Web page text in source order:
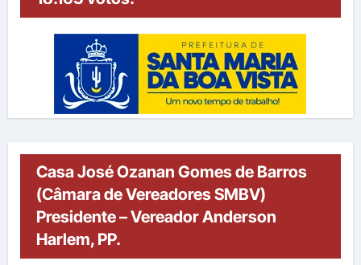
Casa José Ozanan Gomes de Barros
(Câmara de Vereadores SMBV)
Presidente – Vereador Anderson
Harlem, PP.